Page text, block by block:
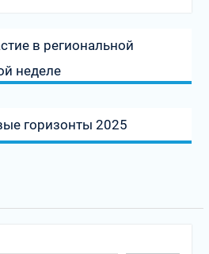
в региональной
неделе
горизонты 2025